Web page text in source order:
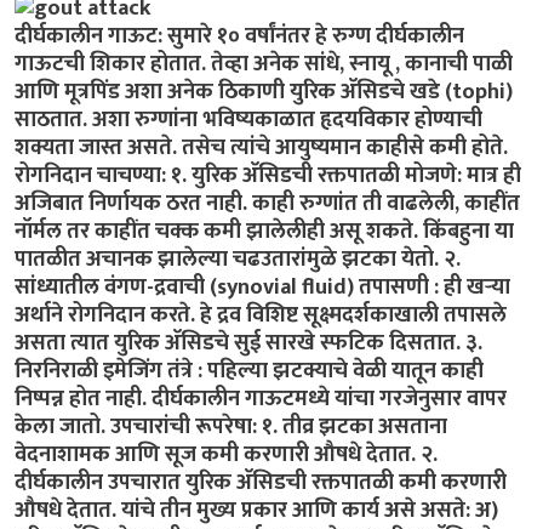
दीर्घकालीन गाऊट:सुमारे १० वर्षांनंतर हे रुग्ण दीर्घकालीन
गाऊटची शिकार होतात. तेव्हा अनेक सांधे, स्नायू , कानाची पाळी
आणि मूत्रपिंड अशा अनेक ठिकाणी युरिक अ‍ॅसिडचे खडे (tophi)
साठतात. अशा रुग्णांना भविष्यकाळातहृदयविकारहोण्याची
शक्यता जास्त असते. तसेच त्यांचे आयुष्यमान काहीसे कमी होते.
रोगनिदान चाचण्या:१. युरिक अ‍ॅसिडची रक्तपातळी मोजणे: मात्र ही
अजिबात निर्णायक ठरत नाही. काही रुग्णांत ती वाढलेली, काहींत
नॉर्मल तर काहींत चक्क कमी झालेलीही असू शकते. किंबहुना या
पातळीत अचानक झालेल्या चढउतारांमुळे झटका येतो. २.
सांध्यातील वंगण-द्रवाची (synovial fluid) तपासणी: ही खऱ्या
अर्थाने रोगनिदान करते. हे द्रव विशिष्ट सूक्ष्मदर्शकाखाली तपासले
असता त्यात युरिक अ‍ॅसिडचे सुई सारखे स्फटिक दिसतात. ३.
निरनिराळी इमेजिंग तंत्रे : पहिल्या झटक्याचे वेळी यातून काही
निष्पन्न होत नाही. दीर्घकालीन गाऊटमध्ये यांचा गरजेनुसार वापर
केला जातो.उपचारांची रूपरेषा:१. तीव्र झटका असताना
वेदनाशामक आणि सूज कमी करणारी औषधे देतात. २.
दीर्घकालीन उपचारात युरिक अ‍ॅसिडची रक्तपातळी कमी करणारी
औषधे देतात. यांचे तीन मुख्य प्रकार आणि कार्य असे असते: अ)